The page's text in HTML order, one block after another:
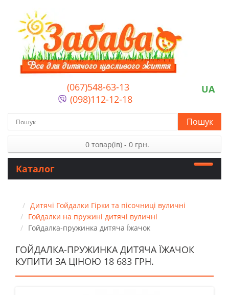
(067)548-63-13
(098)112-12-18
UA
Пошук
0 товар(ів) - 0 грн.
Каталог
Дитячі Гойдалки Гірки та пісочниці вуличні
Гойдалки на пружині дитячі вуличні
Гойдалка-пружинка дитяча Їжачок
ГОЙДАЛКА-ПРУЖИНКА ДИТЯЧА ЇЖАЧОК
КУПИТИ ЗА ЦІНОЮ 18 683 ГРН.